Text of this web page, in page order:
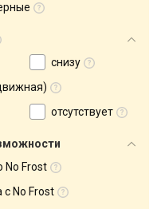
снизу
отсутствует
No Frost
No Frost